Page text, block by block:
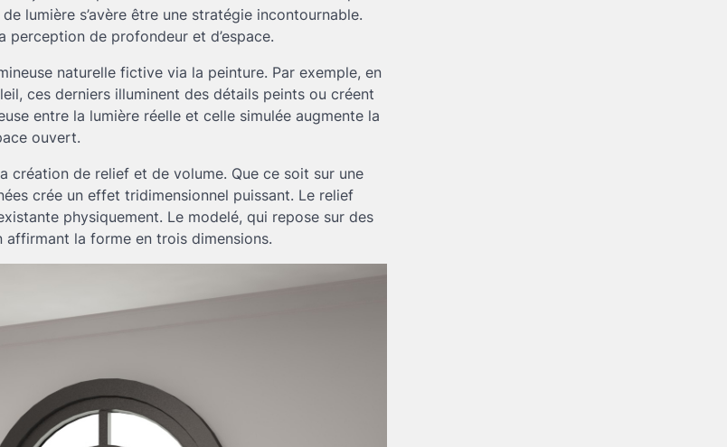
lumière s’avère être une stratégie incontournable.
perception de profondeur et d’espace.
naturelle fictive via la peinture. Par exemple, en
ces derniers illuminent des détails peints ou créent
entre la lumière réelle et celle simulée augmente la
ouvert.
création de relief et de volume. Que ce soit sur une
crée un effet tridimensionnel puissant. Le relief
physiquement. Le modelé, qui repose sur des
la forme en trois dimensions.